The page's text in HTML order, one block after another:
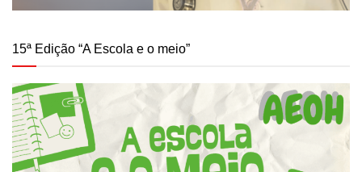
15ª Edição “A Escola e o meio”